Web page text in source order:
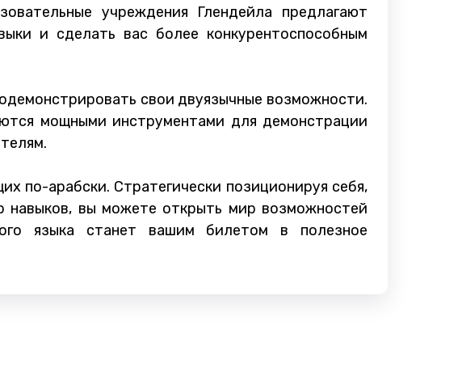
учреждения Глендейла предлагают
и сделать вас более конкурентоспособным
свои двуязычные возможности.
мощными инструментами для демонстрации
по-арабски. Стратегически позиционируя себя,
навыков, вы можете открыть мир возможностей
языка станет вашим билетом в полезное